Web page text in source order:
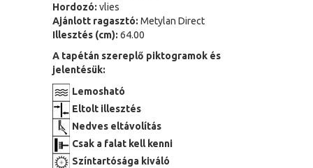
Hordozó: vlies
Ajánlott ragasztó: Metylan Direct
Illesztés (cm): 64.00
A tapétán szereplő piktogramok és
jelentésük:
Lemosható
Eltolt illesztés
Nedves eltávolítás
Csak a falat kell kenni
Színtartósága kiváló